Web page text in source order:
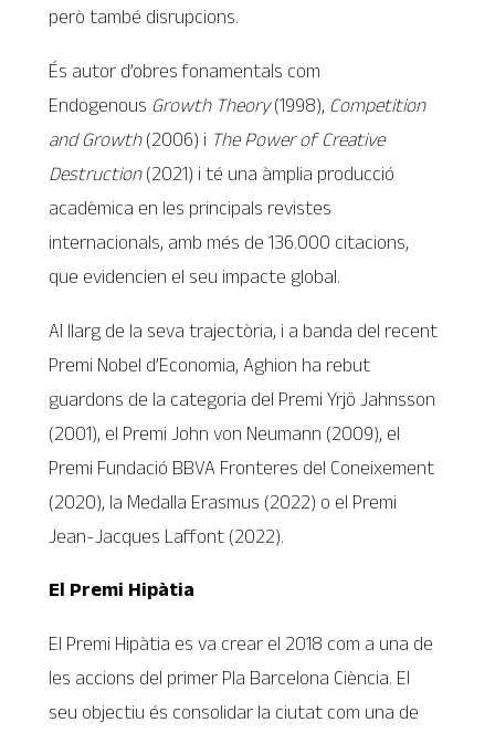
però també disrupcions.
És autor d’obres fonamentals com
Endogenous Growth Theory(1998), Competition
and Growth(2006) i The Power of Creative
Destruction(2021) i té una àmplia producció
acadèmica en les principals revistes
internacionals, amb més de 136.000 citacions,
que evidencien el seu impacte global.
Al llarg de la seva trajectòria, i a banda del recent
Premi Nobel d’Economia, Aghion ha rebut
guardons de la categoria del Premi Yrjö Jahnsson
(2001), el Premi John von Neumann (2009), el
Premi Fundació BBVA Fronteres del Coneixement
(2020), la Medalla Erasmus (2022) o el Premi
Jean-Jacques Laffont (2022).
El Premi Hipàtia
El Premi Hipàtia es va crear el 2018 com a una de
les accions del primer Pla Barcelona Ciència. El
seu objectiu és consolidar la ciutat com una de